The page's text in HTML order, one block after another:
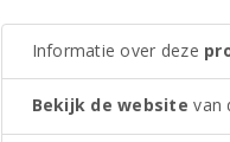
Informatie over deze
Bekijk de website van